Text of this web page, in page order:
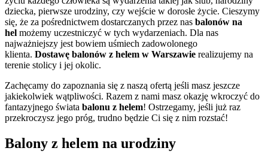
dziecka, pierwsze urodziny, czy wejście w dorosłe życie. Cieszymy
się, że za pośrednictwem dostarczanych przez nas balonów na
hel możemy uczestniczyć w tych wydarzeniach. Dla nas
najważniejszy jest bowiem uśmiech zadowolonego
klienta. Dostawę balonów z helem w Warszawie realizujemy na
terenie stolicy i jej okolic.
Zachęcamy do zapoznania się z naszą ofertą jeśli masz jeszcze
jakiekolwiek wątpliwości. Razem z nami masz okazję wkroczyć do
fantazyjnego świata balonu z helem! Ostrzegamy, jeśli już raz
przekroczysz jego próg, trudno będzie Ci się z nim rozstać!
Balony z helem na urodziny